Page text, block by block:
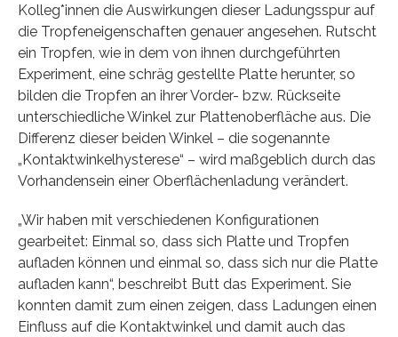
Kolleg*innen die Auswirkungen dieser Ladungsspur auf
die Tropfeneigenschaften genauer angesehen. Rutscht
ein Tropfen, wie in dem von ihnen durchgeführten
Experiment, eine schräg gestellte Platte herunter, so
bilden die Tropfen an ihrer Vorder- bzw. Rückseite
unterschiedliche Winkel zur Plattenoberfläche aus. Die
Differenz dieser beiden Winkel – die sogenannte
„Kontaktwinkelhysterese“ – wird maßgeblich durch das
Vorhandensein einer Oberflächenladung verändert.
„Wir haben mit verschiedenen Konfigurationen
gearbeitet: Einmal so, dass sich Platte und Tropfen
aufladen können und einmal so, dass sich nur die Platte
aufladen kann“, beschreibt Butt das Experiment. Sie
konnten damit zum einen zeigen, dass Ladungen einen
Einfluss auf die Kontaktwinkel und damit auch das